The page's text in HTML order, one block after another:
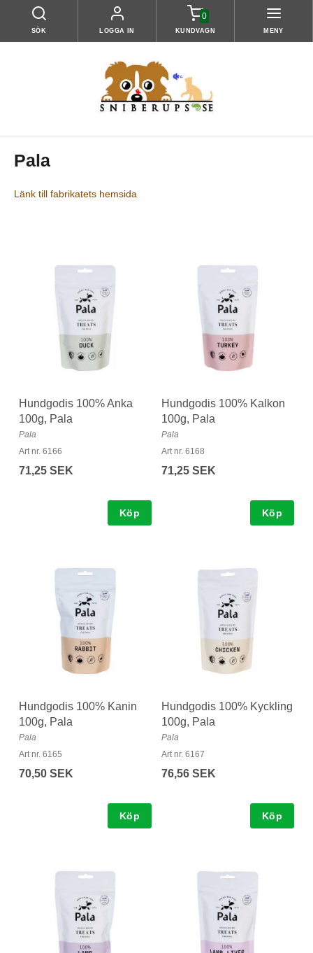
SÖK LOGGA IN
0
KUNDVAGN MENY
Pala
Länk till fabrikatets hemsida
Hundgodis 100% Anka
100g, Pala
Pala
Art nr. 6166
71,25 SEK
Köp
Hundgodis 100% Kalkon
100g, Pala
Pala
Art nr. 6168
71,25 SEK
Köp
Hundgodis 100% Kanin
100g, Pala
Pala
Art nr. 6165
70,50 SEK
Köp
Hundgodis 100% Kyckling
100g, Pala
Pala
Art nr. 6167
76,56 SEK
Köp